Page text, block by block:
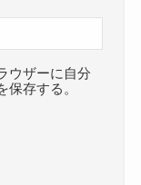
ウザーに自分
存する。